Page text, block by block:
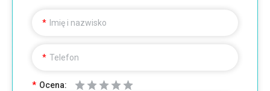
Imię i nazwisko
Telefon
Ocena: